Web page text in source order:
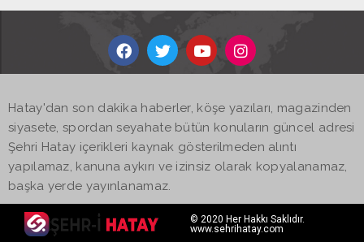
36 12
14
Kayserispor 36 11 12 13
45
17
Hatayspor 36
19
Adana Demirspor
Hatay'dan son dakika haberler, köşe yazıları, magazinden
siyasete, spordan seyahate bütün konuların güncel adresi
Şehri Hatay içerikleri kaynak gösterilmeden alıntı
yapılamaz, kanuna aykırı ve izinsiz olarak kopyalanamaz,
başka yerde yayınlanamaz.
© 2020 Her Hakkı Saklıdır.
www.sehrihatay.com